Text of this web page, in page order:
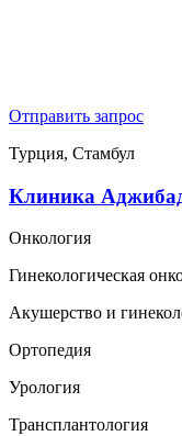
Отправить запрос
Турция, Стамбул
Клиника
Онкология
Гинекологическая
Акушерство и
Ортопедия
Урология
Трансплантология